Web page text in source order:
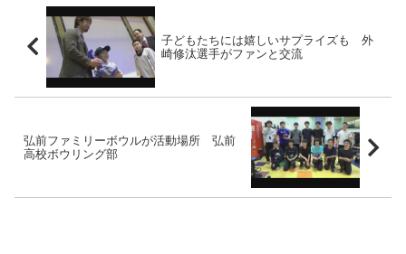
子どもたちには嬉しいサプライズも 外
崎修汰選手がファンと交流
弘前ファミリーボウルが活動場所 弘前
高校ボウリング部